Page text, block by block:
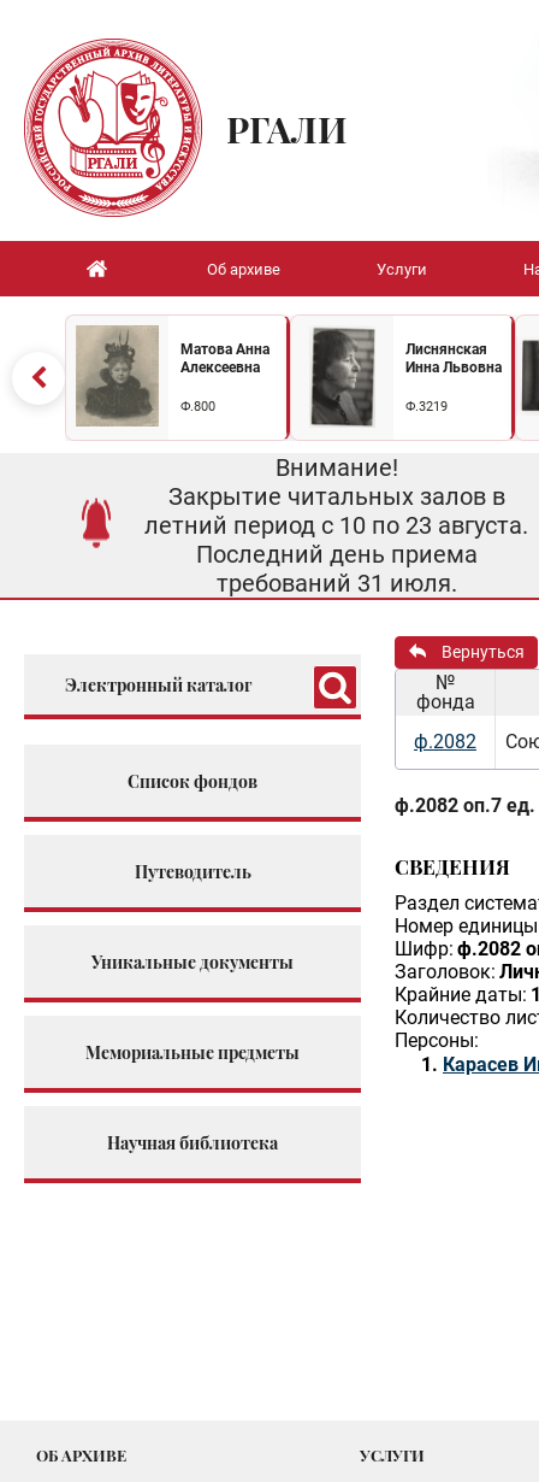
РГАЛИ
Об архиве Услуги
Матова Анна
Алексеевна
Ф.800
Лиснянская
Инна Львовна
Ф.3219
Внимание!
Закрытие читальных залов в
летний период с 10 по 23 августа.
Последний день приема
требований 31 июля.
Электронный каталог
Список фондов
Путеводитель
Уникальные документы
Мемориальные предметы
Научная библиотека
Вернуться
№
фонда
ф.2082
ф.2082 оп.7 ед.
СВЕДЕНИЯ
Раздел
Номер единицы
Шифр: ф.2082
Заголовок:
Крайние даты:
Количество
Персоны:
Карасев
ОБ АРХИВЕ УСЛУГИ